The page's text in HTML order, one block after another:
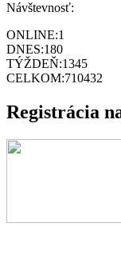
Návštevnosť:
ONLINE:1
DNES:180
TÝŽDEŇ:1345
CELKOM:710432
Registrácia